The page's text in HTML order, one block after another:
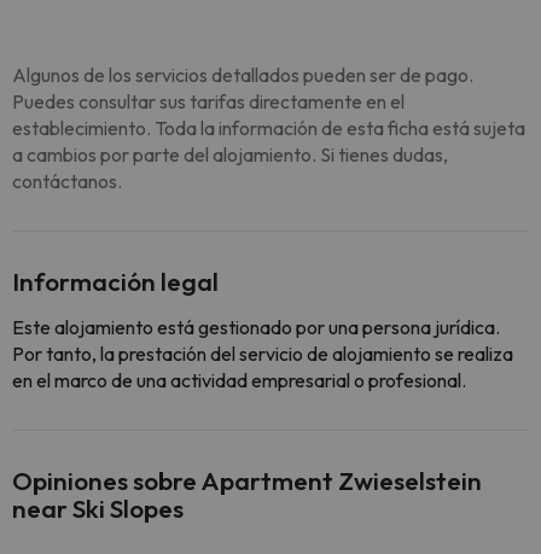
Algunos de los servicios detallados pueden ser de pago.
Puedes consultar sus tarifas directamente en el
establecimiento. Toda la información de esta ficha está sujeta
a cambios por parte del alojamiento. Si tienes dudas,
contáctanos.
Información legal
Este alojamiento está gestionado por una persona jurídica.
Por tanto, la prestación del servicio de alojamiento se realiza
en el marco de una actividad empresarial o profesional.
Opiniones sobre Apartment Zwieselstein
near Ski Slopes